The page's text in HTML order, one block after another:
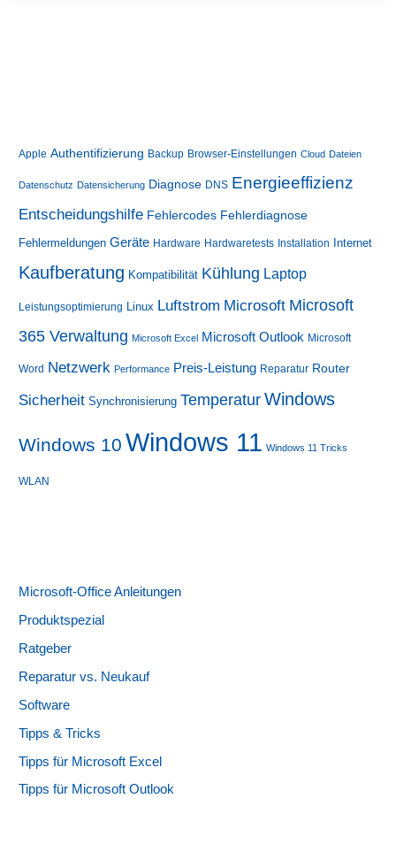
Apple Authentifizierung Backup Browser-Einstellungen Cloud Dateien
Datenschutz Datensicherung Diagnose DNS Energieeffizienz
Entscheidungshilfe Fehlercodes Fehlerdiagnose
Fehlermeldungen Geräte Hardware Hardwaretests Installation Internet
Kaufberatung Kompatibilität Kühlung Laptop
Leistungsoptimierung Linux Luftstrom Microsoft Microsoft
365 Verwaltung Microsoft Excel Microsoft Outlook Microsoft
Word Netzwerk Performance Preis-Leistung Reparatur Router
Sicherheit Synchronisierung Temperatur Windows
Windows 10 Windows 11 Windows 11 Tricks
WLAN
Microsoft-Office Anleitungen
Produktspezial
Ratgeber
Reparatur vs. Neukauf
Software
Tipps & Tricks
Tipps für Microsoft Excel
Tipps für Microsoft Outlook